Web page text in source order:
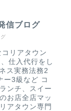
信ブログ
リアタウン
仕入代行をし
ス実務法務2
ー3級など コ
ンチ、スイー
お店全店マッ
アタウン専門